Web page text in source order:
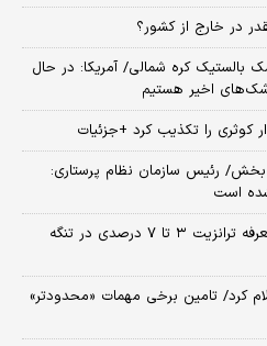
در خارج از کشور؟
بالستیک کره شمالی/ آمریکا: در حال
اخیر هستیم
کوثری را تکذیب کرد +جزئیات
بخش/ رئیس سازمان نظام پرستاری:
است
رویترز: ایران و عمان برای تعیین تعرفه ترانزیت ۳ تا ۷ درصدی در تنگه
کرد/ تامین برخی مهمات «محدودتر»